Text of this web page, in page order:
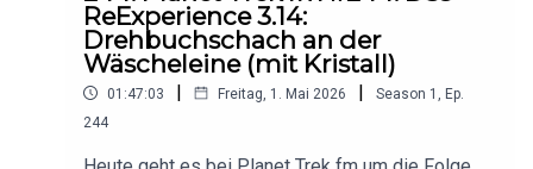
ReExperience 3.14:
Drehbuchschach an der
Wäscheleine (mit Kristall)
01:47:03 | Freitag, 1. Mai 2026 | Season 1 , Ep.
244